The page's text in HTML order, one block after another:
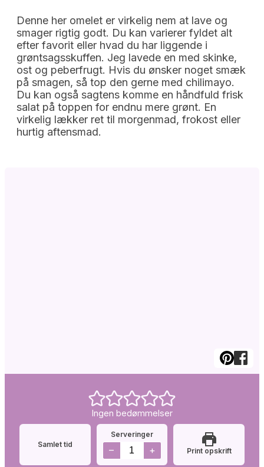
Denne her omelet er virkelig nem at lave og
smager rigtig godt. Du kan varierer fyldet alt
efter favorit eller hvad du har liggende i
grøntsagsskuffen. Jeg lavede en med skinke,
ost og peberfrugt. Hvis du ønsker noget smæk
på smagen, så top den gerne med chilimayo.
Du kan også sagtens komme en håndfuld frisk
salat på toppen for endnu mere grønt. En
virkelig lækker ret til morgenmad, frokost eller
hurtig aftensmad.
Ingen bedømmelser
Samlet tid
Serveringer
– + Print opskrift